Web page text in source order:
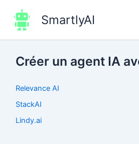
contenu
SmartlyAI
Créer un agent IA
Relevance AI
StackAI
Lindy.ai